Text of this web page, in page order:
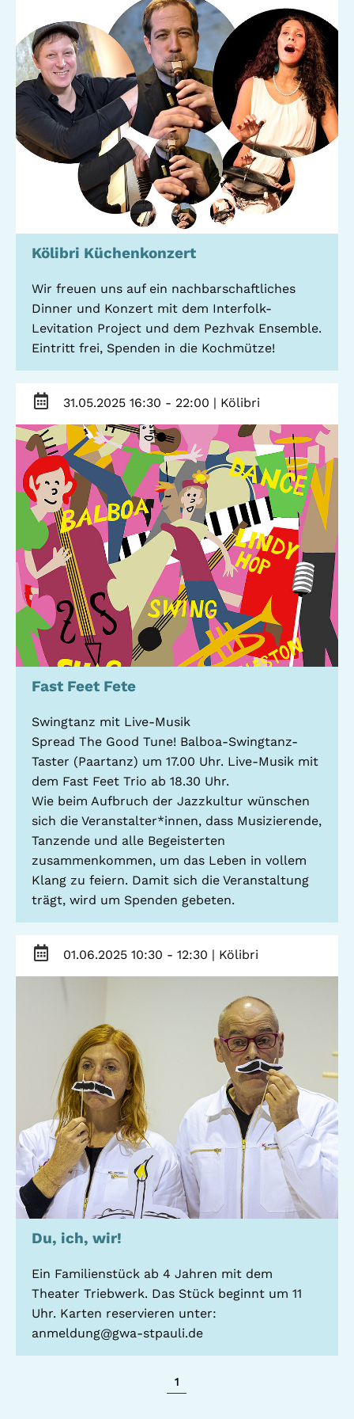
Gemeinwesenarbeit
Raumvermietung
Auszeichnungen
Jobs + Praktika
Förderverein
Leseförderung
Ferienprogramm
Unterstützung
ADEBAR
starK
Behördenberatung
Big Point
Mieter helfern
Mietern
Familienberatung –
für Fragen zur
Erziehung
Gefährliche Orte
Kölibri
Stadtteilarbeit
Medienzentrum
Stadtteiltheater
Küchenkonzerte
GWA St. Pauli e.V.
Telefon: (040) 319 36 23
Fax: (040) 410 98 87 57
E-Mail: info@gwa-stpauli.de
Spenden: Investieren Sie in die GWA!
News Kalender
Kontakt Impressum Datenschutz
Kölibri Küchenkonzert
Wir freuen uns auf ein nachbarschaftliches
Dinner und Konzert mit dem Interfolk-
Levitation Project und dem Pezhvak Ensemble.
Eintritt frei, Spenden in die Kochmütze!
31.05.2025 16:30 - 22:00 | Kölibri
Fast Feet Fete
Swingtanz mit Live-Musik
Spread The Good Tune! Balboa-Swingtanz-
Taster (Paartanz) um 17.00 Uhr. Live-Musik mit
dem Fast Feet Trio ab 18.30 Uhr.
Wie beim Aufbruch der Jazzkultur wünschen
sich die Veranstalter*innen, dass Musizierende,
Tanzende und alle Begeisterten
zusammenkommen, um das Leben in vollem
Klang zu feiern. Damit sich die Veranstaltung
trägt, wird um Spenden gebeten.
01.06.2025 10:30 - 12:30 | Kölibri
Du, ich, wir!
Ein Familienstück ab 4 Jahren mit dem
Theater Triebwerk. Das Stück beginnt um 11
Uhr. Karten reservieren unter:
anmeldung@gwa-stpauli.de
1